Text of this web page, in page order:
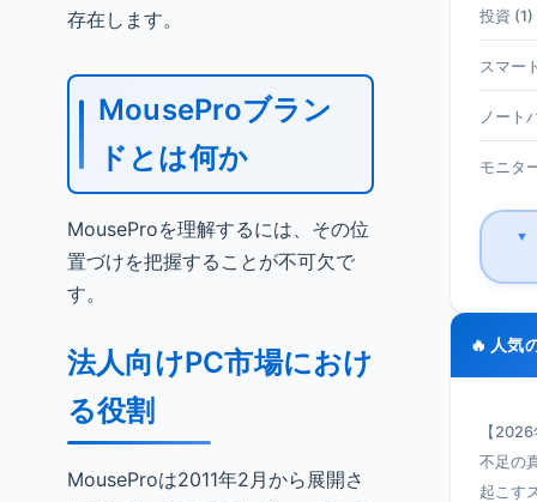
存在します。
MouseProブラン
ドとは何か
MouseProを理解するには、その位
置づけを把握することが不可欠で
す。
法人向けPC市場におけ
る役割
MouseProは2011年2月から展開さ
投資 (1)
スマー
ノート
モニタ
▼
🔥 人気
【
不足の
起こす